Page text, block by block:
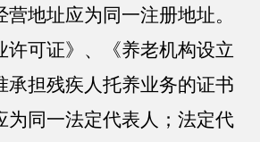
地址应为同一注册地址。
许可证》、《养老机构设立
承担残疾人托养业务的证书
为同一法定代表人；法定代